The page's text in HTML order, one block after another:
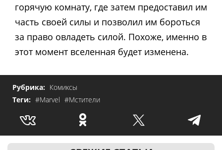
горячую комнату, где затем предоставил им
часть своей силы и позволил им бороться
за право овладеть силой. Похоже, именно в
этот момент вселенная будет изменена.
Рубрика: Комиксы
Теги: #Marvel #Мстители